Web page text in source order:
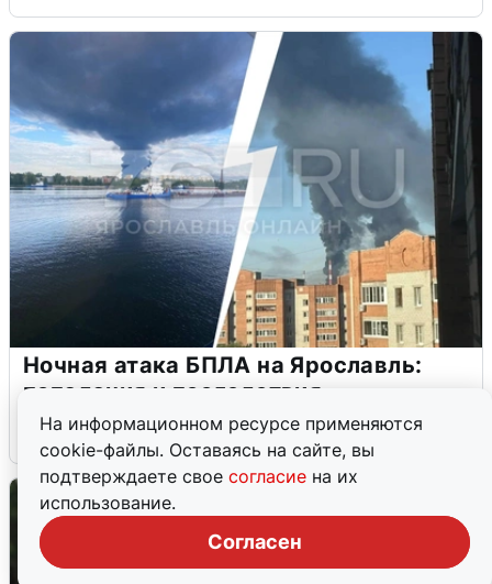
На информационном ресурсе применяются
cookie-файлы. Оставаясь на сайте, вы
подтверждаете свое согласие на их
использование.
Согласен
Ночная атака БПЛА на Ярославль:
попадания и последствия
6 августа 0